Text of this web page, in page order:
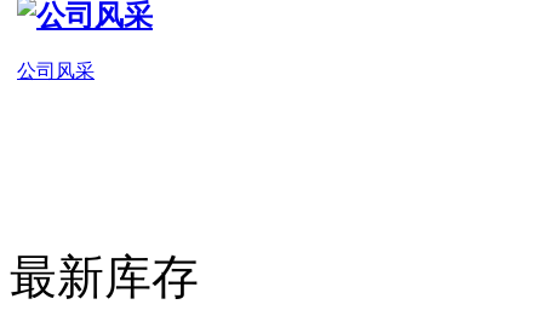
公司风采
最新库存